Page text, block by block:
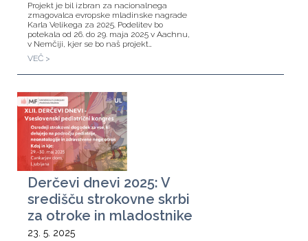
Projekt je bil izbran za nacionalnega
zmagovalca evropske mladinske nagrade
Karla Velikega za 2025. Podelitev bo
potekala od 26. do 29. maja 2025 v Aachnu,
v Nemčiji, kjer se bo naš projekt…
VEČ >
Derčevi dnevi 2025: V
središču strokovne skrbi
za otroke in mladostnike
23. 5. 2025